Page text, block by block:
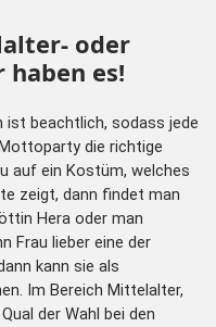
oder
haben es!
ist beachtlich, sodass jede
die richtige
auf ein Kostüm, welches
zeigt, dann findet man
Hera oder man
Frau lieber eine der
kann sie als
Im Bereich Mittelalter,
der Wahl bei den